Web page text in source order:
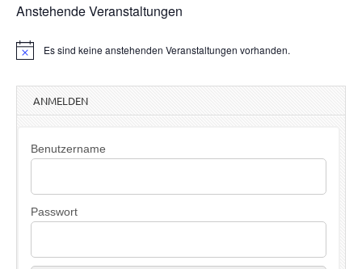
Anstehende Veranstaltungen
H
i
Es sind keine anstehenden Veranstaltungen vorhanden.
ANMELDEN
Benutzername
Passwort